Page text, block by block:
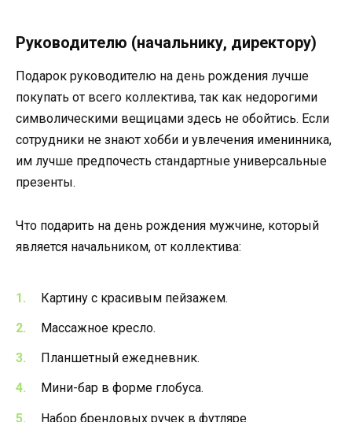
Руководителю (начальнику, директору)
Подарок руководителю на день рождения лучше
покупать от всего коллектива, так как недорогими
символическими вещицами здесь не обойтись. Если
сотрудники не знают хобби и увлечения именинника,
им лучше предпочесть стандартные универсальные
презенты.
Что подарить на день рождения мужчине, который
является начальником, от коллектива:
Картину с красивым пейзажем.
Массажное кресло.
Планшетный ежедневник.
Мини-бар в форме глобуса.
Набор брендовых ручек в футляре.